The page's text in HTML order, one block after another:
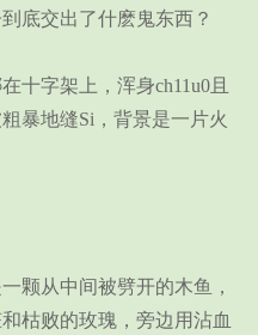
底交出了什麽鬼东西？
字架上，浑身ch11u0且
暴地缝Si，背景是一片火
从中间被劈开的木鱼，
枯败的玫瑰，旁边用沾血